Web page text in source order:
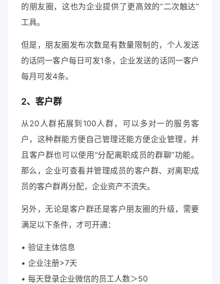
的朋友圈，这也为企业提供了更高效的“二次触达”
工具。
但是，朋友圈发布次数是有数量限制的，个人发送
的话同一客户每日可发1条，企业发送的话同一客户
每月可发4条。
2、客户群
从20人群拓展到100人群，可以多对一的服务客
户，这种群能方便自己管理还能方便企业管理，并
且客户群也可以使用“分配离职成员的群聊”功能。
那么，企业可查看并管理成员的客户群、对离职成
员的客户群再分配，企业资产不流失。
另外，无论是客户群还是客户朋友圈的升级，需要
满足以下条件，才可开通：
• 验证主体信息
• 企业注册>7天
• 每天登录企业微信的员工人数＞50